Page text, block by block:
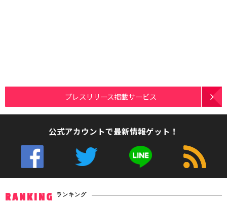
プレスリリース掲載サービス
公式アカウントで最新情報ゲット！
RANKING ランキング